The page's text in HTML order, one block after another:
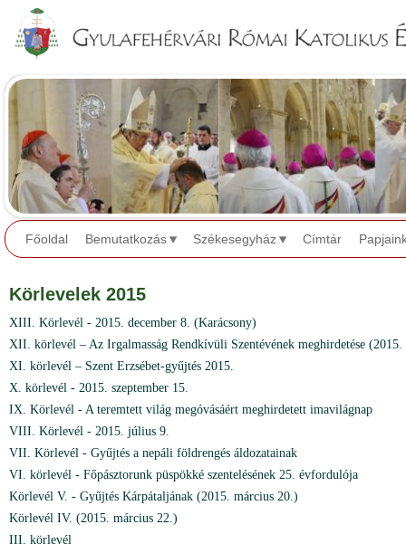
Főoldal Bemutatkozás Székesegyház Címtár
Körlevelek 2015
XIII. Körlevél - 2015. december 8. (Karácsony)
XII. körlevél – Az Irgalmasság Rendkívüli Szentévének meghirdetése
XI. körlevél – Szent Erzsébet-gyűjtés 2015.
X. körlevél - 2015. szeptember 15.
IX. Körlevél - A teremtett világ megóvásáért meghirdetett imavilágnap
VIII. Körlevél - 2015. július 9.
VII. Körlevél - Gyűjtés a nepáli földrengés áldozatainak
VI. körlevél - Főpásztorunk püspökké szentelésének 25. évfordulója
Körlevél V. - Gyűjtés Kárpátaljának (2015. március 20.)
Körlevél IV. (2015. március 22.)
III. körlevél